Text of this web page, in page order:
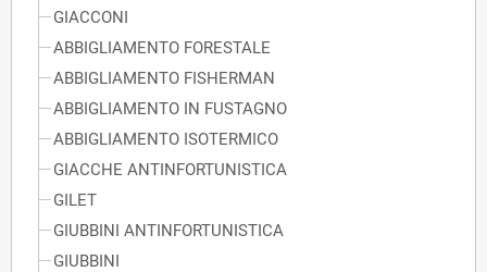
GIACCONI
ABBIGLIAMENTO FORESTALE
ABBIGLIAMENTO FISHERMAN
ABBIGLIAMENTO IN FUSTAGNO
ABBIGLIAMENTO ISOTERMICO
GIACCHE ANTINFORTUNISTICA
GILET
GIUBBINI ANTINFORTUNISTICA
GIUBBINI